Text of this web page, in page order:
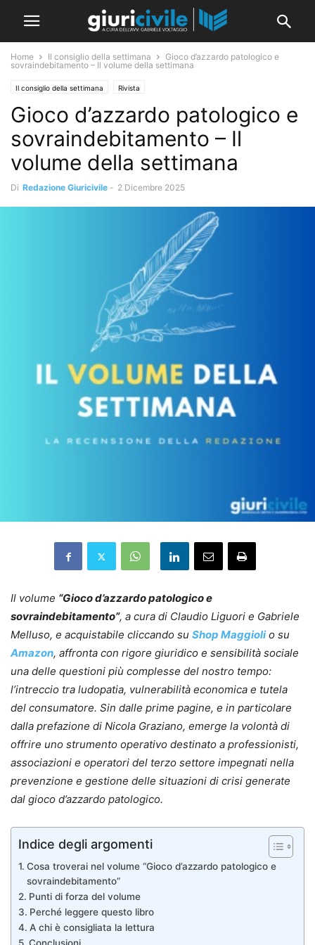
Home Il consiglio della settimana
Gioco d’azzardo patologico e
sovraindebitamento – Il volume della settimana
Il consiglio della settimana Rivista
Gioco d’azzardo patologico e
sovraindebitamento – Il
volume della settimana
Di Redazione Giuricivile - 2 Dicembre 2025
Il volume “Gioco d’azzardo patologico e
sovraindebitamento”, a cura di Claudio Liguori e Gabriele
Melluso, e acquistabile cliccando su Shop Maggioli o su
Amazon, affronta con rigore giuridico e sensibilità sociale
una delle questioni più complesse del nostro tempo:
l’intreccio tra ludopatia, vulnerabilità economica e tutela
del consumatore. Sin dalle prime pagine, e in particolare
dalla prefazione di Nicola Graziano, emerge la volontà di
offrire uno strumento operativo destinato a professionisti,
associazioni e operatori del terzo settore impegnati nella
prevenzione e gestione delle situazioni di crisi generate
dal gioco d’azzardo patologico.
Indice degli argomenti
Cosa troverai nel volume “Gioco d’azzardo patologico e
sovraindebitamento”
Punti di forza del volume
Perché leggere questo libro
A chi è consigliata la lettura